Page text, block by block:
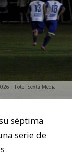
| Foto: Sexta Media
séptima
serie de